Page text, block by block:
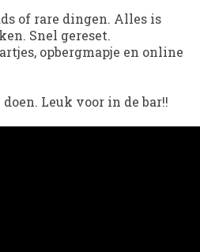
of rare dingen. Alles is
Snel gereset.
opbergmapje en online
Leuk voor in de bar!!